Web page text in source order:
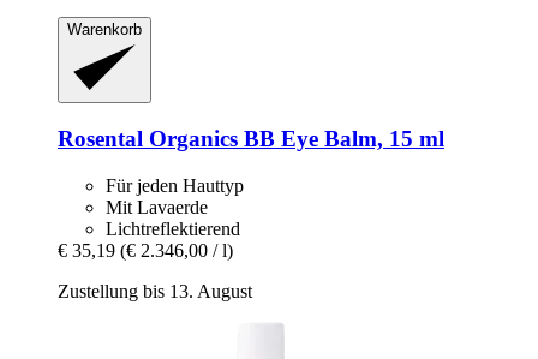
Warenkorb
Rosental Organics BB Eye Balm, 15 ml
Für jeden Hauttyp
Mit Lavaerde
Lichtreflektierend
€ 35,19 (€ 2.346,00 / l)
Zustellung bis 13. August